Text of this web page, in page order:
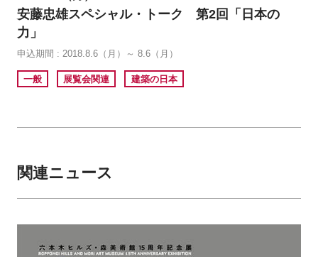
安藤忠雄スペシャル・トーク 第2回「日本の
力」
申込期間 : 2018.8.6（月）～ 8.6（月）
一般 展覧会関連 建築の日本
関連ニュース